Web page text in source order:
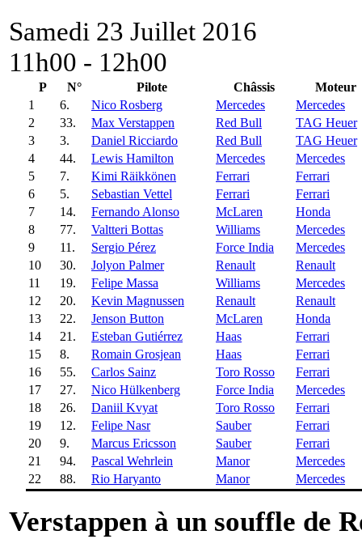
Samedi 23 Juillet 2016
11h00 - 12h00
P N° Pilote Châssis
Moteur
1
6. Nico Rosberg Mercedes
Mercedes
2
33. Max Verstappen Red Bull
TAG Heuer
3
3. Daniel Ricciardo Red Bull
TAG Heuer
4
44. Lewis Hamilton Mercedes
Mercedes
5
7. Kimi Räikkönen Ferrari
Ferrari
6
5. Sebastian Vettel Ferrari
Ferrari
7
14. Fernando Alonso McLaren
Honda
8
77. Valtteri Bottas Williams
Mercedes
9
11. Sergio Pérez Force India
Mercedes
10
30. Jolyon Palmer Renault
Renault
11
19. Felipe Massa Williams
Mercedes
12
20. Kevin Magnussen Renault
Renault
13
22. Jenson Button McLaren
Honda
14
21. Esteban Gutiérrez Haas
Ferrari
15
8. Romain Grosjean Haas
Ferrari
16
55. Carlos Sainz Toro Rosso
Ferrari
17
27. Nico Hülkenberg Force India
Mercedes
18
26. Daniil Kvyat Toro Rosso
Ferrari
19
12. Felipe Nasr Sauber
Ferrari
20
9. Marcus Ericsson Sauber
Ferrari
21
94. Pascal Wehrlein Manor
Mercedes
22
88. Rio Haryanto Manor Mercedes
Verstappen à un souffle de